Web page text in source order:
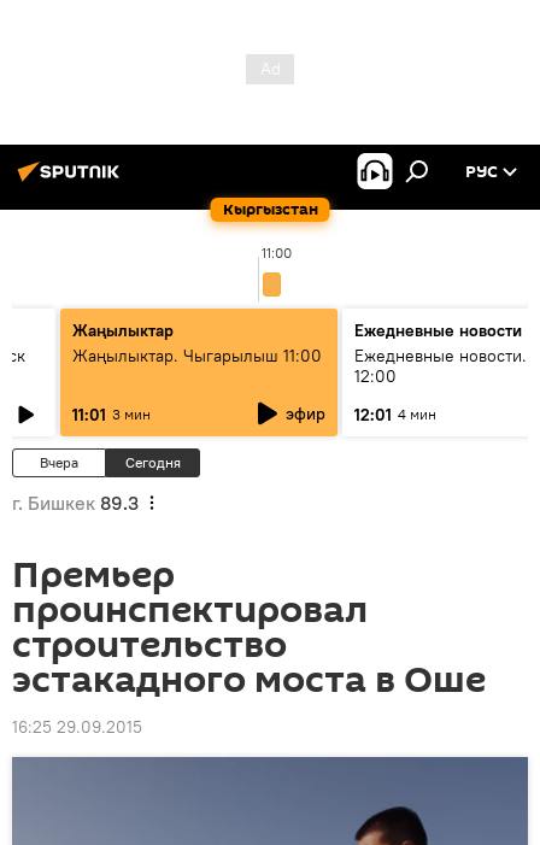
Кыргызстан
РУС
11:00
Жаңылыктар
Жаңылыктар. Чыгарылыш 11:00
11:01 3 мин эфир
Ежедневные новости
Ежедневные новости.
12:00
12:01 4 мин
Вчера Сегодня
г. Бишкек 89.3
Премьер
проинспектировал
строительство
эстакадного моста в Оше
16:25 29.09.2015